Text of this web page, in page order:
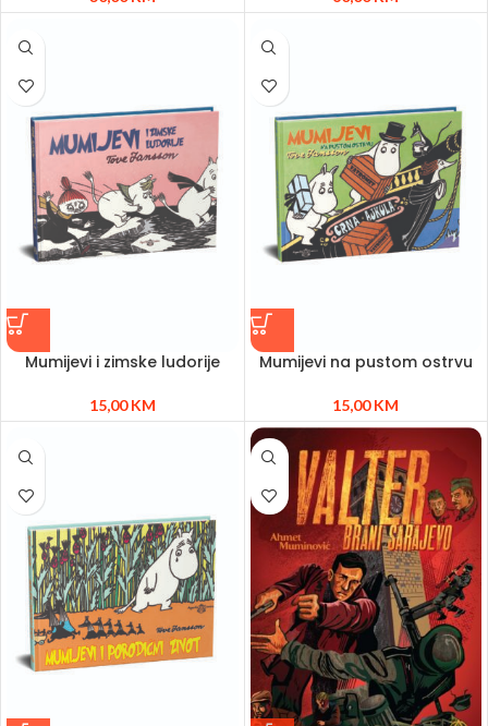
Mumijevi i zimske ludorije
15,00KM
Mumijevi na pustom ostrvu
15,00KM